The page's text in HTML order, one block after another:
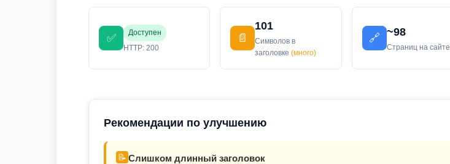
✅
Доступен
HTTP: 200
📄
101
Символов в
заголовке(много)
🔗
~98
Страниц на сайте
Рекомендации по улучшению
📝 Слишком длинный заголовок